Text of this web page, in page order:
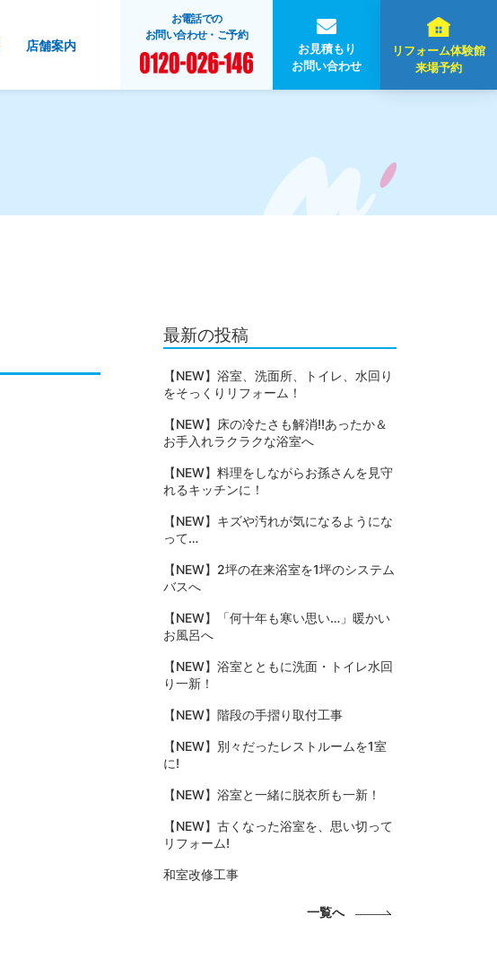
店舗案内
お電話での
お問い合わせ・ご予約
お見積もり
お問い合わせ
リフォーム体験館
来場予約
最新の投稿
【NEW】浴室、洗面所、トイレ、水回り
をそっくりリフォーム！
【NEW】床の冷たさも解消!!あったか＆
お手入れラクラクな浴室へ
【NEW】料理をしながらお孫さんを見守
れるキッチンに！
【NEW】キズや汚れが気になるようにな
って…
【NEW】2坪の在来浴室を1坪のシステム
バスへ
【NEW】「何十年も寒い思い…」暖かい
お風呂へ
【NEW】浴室とともに洗面・トイレ水回
り一新！
【NEW】階段の手摺り取付工事
【NEW】別々だったレストルームを1室
に!
【NEW】浴室と一緒に脱衣所も一新！
【NEW】古くなった浴室を、思い切って
リフォーム!
和室改修工事
一覧へ